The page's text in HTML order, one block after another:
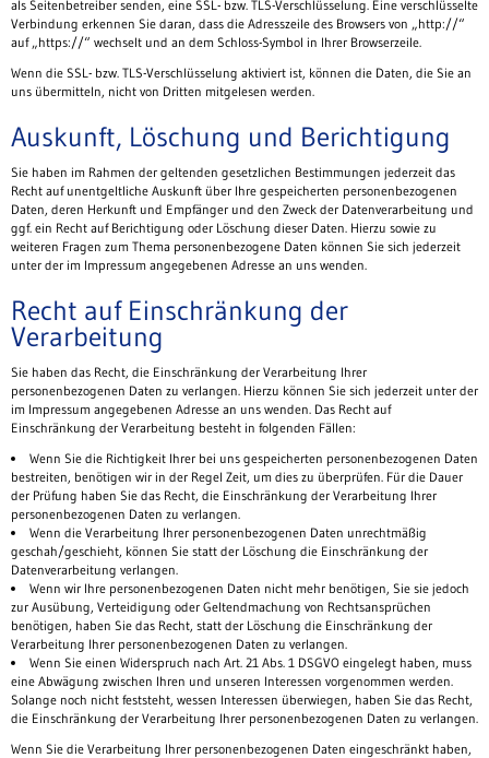
als Seitenbetreiber senden, eine SSL- bzw. TLS-Verschlüsselung. Eine verschlüsselte
Verbindung erkennen Sie daran, dass die Adresszeile des Browsers von „http://“
auf „https://“ wechselt und an dem Schloss-Symbol in Ihrer Browserzeile.
Wenn die SSL- bzw. TLS-Verschlüsselung aktiviert ist, können die Daten, die Sie an
uns übermitteln, nicht von Dritten mitgelesen werden.
Auskunft, Löschung und Berichtigung
Sie haben im Rahmen der geltenden gesetzlichen Bestimmungen jederzeit das
Recht auf unentgeltliche Auskunft über Ihre gespeicherten personenbezogenen
Daten, deren Herkunft und Empfänger und den Zweck der Datenverarbeitung und
ggf. ein Recht auf Berichtigung oder Löschung dieser Daten. Hierzu sowie zu
weiteren Fragen zum Thema personenbezogene Daten können Sie sich jederzeit
unter der im Impressum angegebenen Adresse an uns wenden.
Recht auf Einschränkung der
Verarbeitung
Sie haben das Recht, die Einschränkung der Verarbeitung Ihrer
personenbezogenen Daten zu verlangen. Hierzu können Sie sich jederzeit unter der
im Impressum angegebenen Adresse an uns wenden. Das Recht auf
Einschränkung der Verarbeitung besteht in folgenden Fällen:
Wenn Sie die Richtigkeit Ihrer bei uns gespeicherten personenbezogenen Daten
bestreiten, benötigen wir in der Regel Zeit, um dies zu überprüfen. Für die Dauer
der Prüfung haben Sie das Recht, die Einschränkung der Verarbeitung Ihrer
personenbezogenen Daten zu verlangen.
Wenn die Verarbeitung Ihrer personenbezogenen Daten unrechtmäßig
geschah/geschieht, können Sie statt der Löschung die Einschränkung der
Datenverarbeitung verlangen.
Wenn wir Ihre personenbezogenen Daten nicht mehr benötigen, Sie sie jedoch
zur Ausübung, Verteidigung oder Geltendmachung von Rechtsansprüchen
benötigen, haben Sie das Recht, statt der Löschung die Einschränkung der
Verarbeitung Ihrer personenbezogenen Daten zu verlangen.
Wenn Sie einen Widerspruch nach Art. 21 Abs. 1 DSGVO eingelegt haben, muss
eine Abwägung zwischen Ihren und unseren Interessen vorgenommen werden.
Solange noch nicht feststeht, wessen Interessen überwiegen, haben Sie das Recht,
die Einschränkung der Verarbeitung Ihrer personenbezogenen Daten zu verlangen.
Wenn Sie die Verarbeitung Ihrer personenbezogenen Daten eingeschränkt haben,